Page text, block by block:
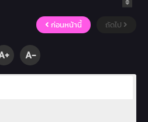
ก่อนหน้านี้ ถัดไป
A-